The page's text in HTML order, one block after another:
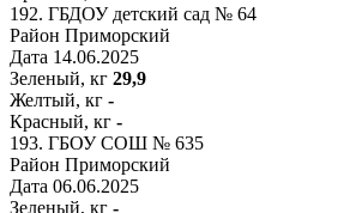
192. ГБДОУ детский сад № 64
Район Приморский
Дата 14.06.2025
Зеленый, кг 29,9
Желтый, кг -
Красный, кг -
193. ГБОУ СОШ № 635
Район Приморский
Дата 06.06.2025
Зеленый, кг -